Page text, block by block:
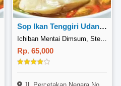
Sop Ikan Tenggiri Udang Kuah Tomyam
Ichiban Mentai Dimsum, Steak, Percetakan Negara
Rp. 65,000